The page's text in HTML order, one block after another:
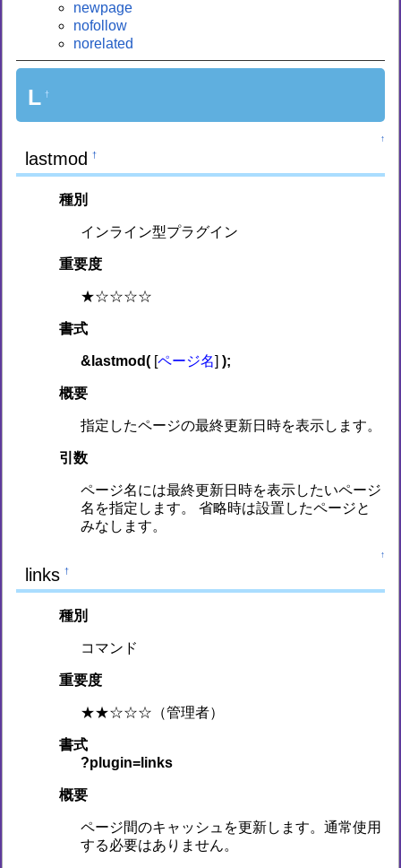
newpage
nofollow
norelated
L †
↑
lastmod †
種別
インライン型プラグイン
重要度
★☆☆☆☆
書式
&lastmod( [ページ名]);
概要
指定したページの最終更新日時を表示します。
引数
ページ名には最終更新日時を表示したいページ
名を指定します。 省略時は設置したページと
みなします。
↑
links †
種別
コマンド
重要度
★★☆☆☆（管理者）
書式
?plugin=links
概要
ページ間のキャッシュを更新します。通常使用
する必要はありません。